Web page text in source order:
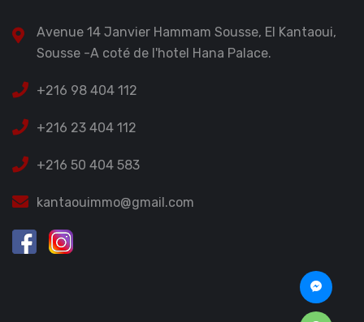
Avenue 14 Janvier Hammam Sousse, El Kantaoui,
Sousse -A coté de l'hotel Hana Palace.
+216 98 404 112
+216 23 404 112
+216 50 404 583
kantaouimmo@gmail.com